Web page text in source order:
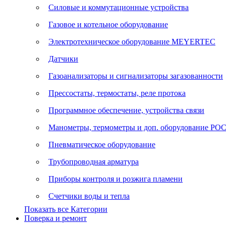
Силовые и коммутационные устройства
Газовое и котельное оборудование
Электротехническое оборудование MEYERTEC
Датчики
Газоанализаторы и сигнализаторы загазованности
Прессостаты, термостаты, реле протока
Программное обеспечение, устройства связи
Манометры, термометры и доп. оборудование
Пневматическое оборудование
Трубопроводная арматура
Приборы контроля и розжига пламени
Счетчики воды и тепла
Показать все Категории
Поверка и ремонт